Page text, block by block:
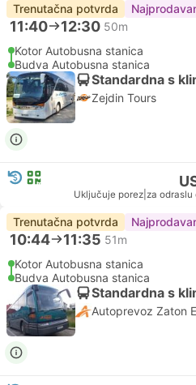
Trenutačna potvrda
11:40 12:30 50m
Kotor Autobusna stanica
Budva Autobusna stanica
Standardna s
Zejdin Tours
Uključuje porez za odraslu
Trenutačna potvrda
10:44 11:35 51m
Kotor Autobusna stanica
Budva Autobusna stanica
Standardna s
Autoprevoz Zaton